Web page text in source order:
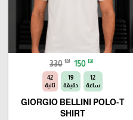
330 ₪ 150 ₪
12
ساعة
19
دقيقة
40
ثانية
GIORGIO BELLINI POLO-T
SHIRT